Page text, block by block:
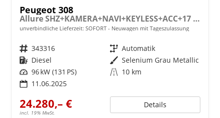
Peugeot 308
Allure SHZ+KAMERA+NAVI+KEYLESS+ACC+17 LM
unverbindliche Lieferzeit: SOFORT Neuwagen mit Tageszulassung
Fahrzeugnr. 343316 Getriebe Automatik
Kraftstoff Diesel Außenfarbe Selenium Grau Metallic
Leistung 96 kW (131 PS) Kilometerstand 10 km
11.06.2025
24.280,– €
incl. 19% MwSt.
Details